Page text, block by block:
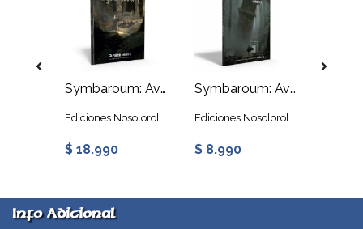
Symbaroum: Aventuras Volumen 2
Ediciones Nosolorol
$ 18.990
Symbaroum: Aventuras Volumen 1
Ediciones Nosolorol
$ 8.990
Info Adicional